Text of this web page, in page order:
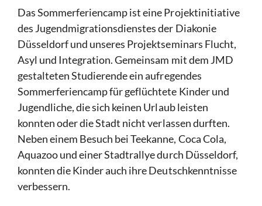
Das Sommerferiencamp ist eine Projektinitiative
des Jugendmigrationsdienstes der Diakonie
Düsseldorf und unseres Projektseminars Flucht,
Asyl und Integration. Gemeinsam mit dem JMD
gestalteten Studierende ein aufregendes
Sommerferiencamp für geflüchtete Kinder und
Jugendliche, die sich keinen Urlaub leisten
konnten oder die Stadt nicht verlassen durften.
Neben einem Besuch bei Teekanne, Coca Cola,
Aquazoo und einer Stadtrallye durch Düsseldorf,
konnten die Kinder auch ihre Deutschkenntnisse
verbessern.